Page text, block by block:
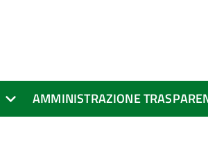
AMMINISTRAZIONE